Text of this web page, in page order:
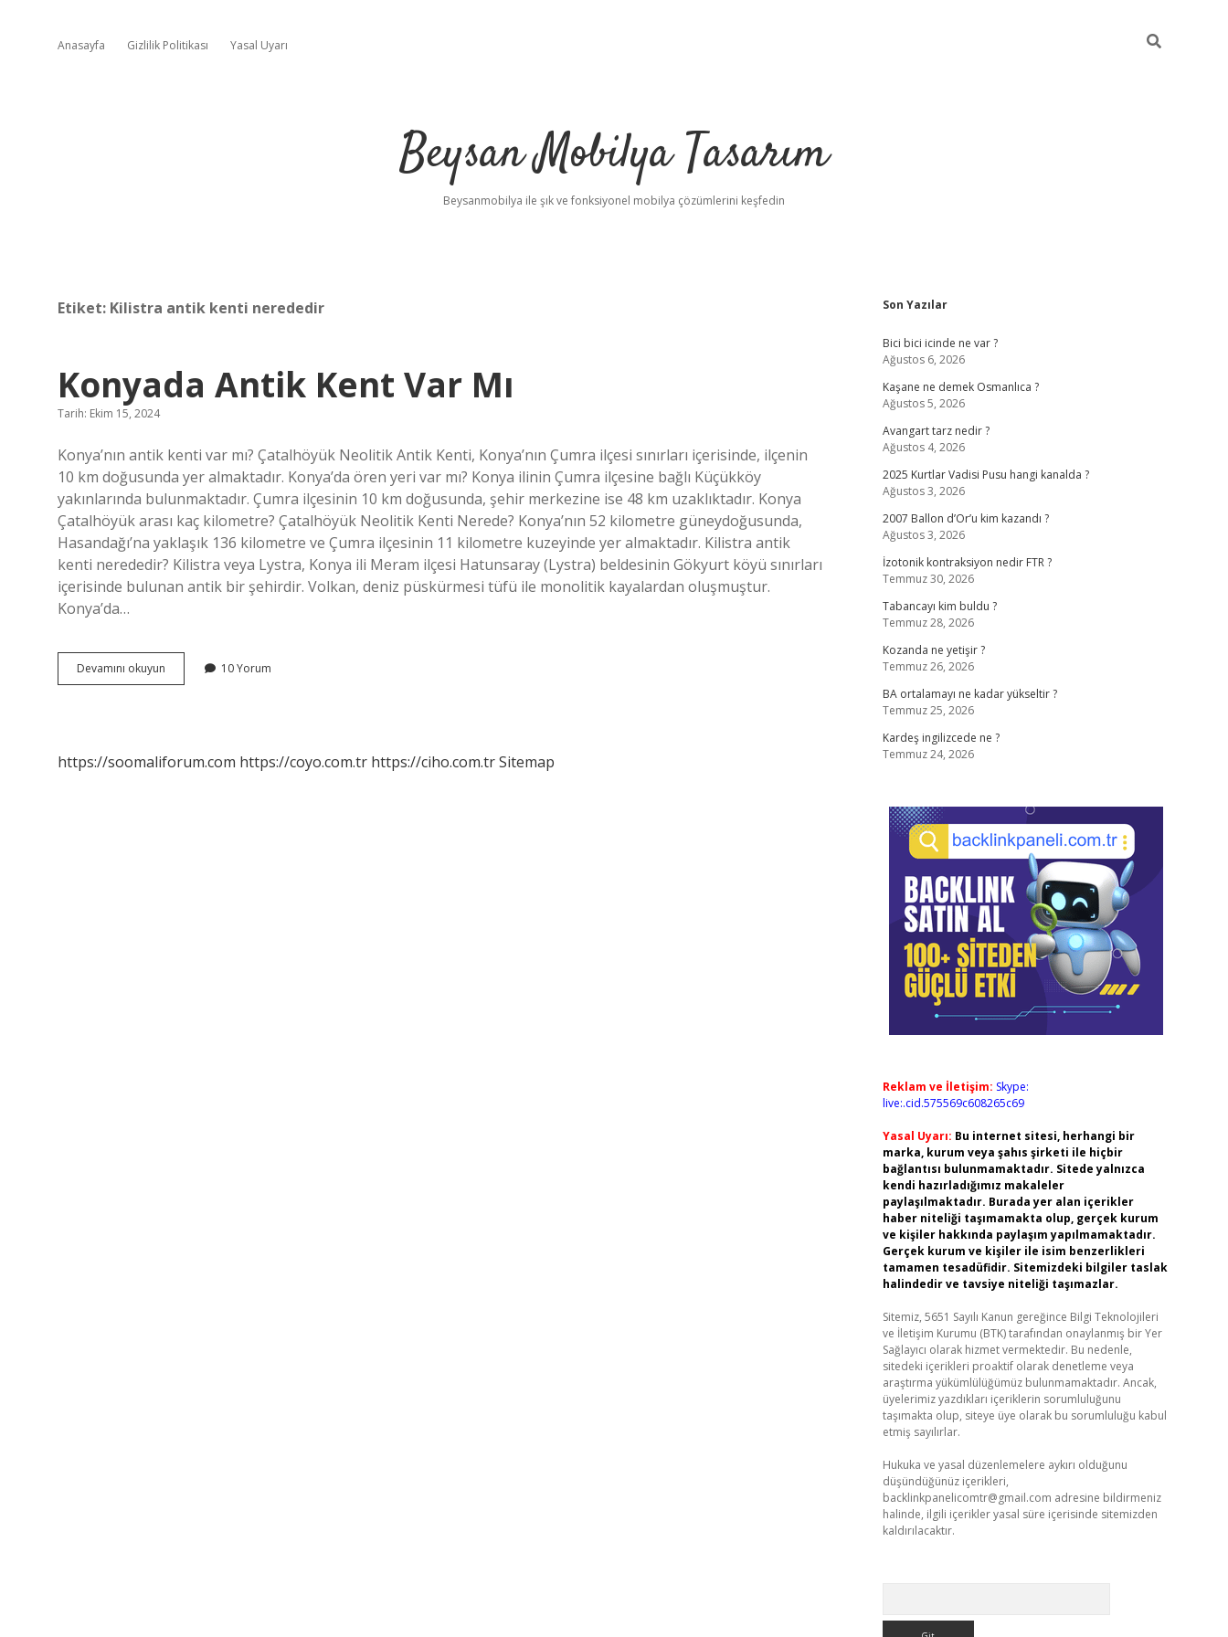
Anasayfa Gizlilik Politikası Yasal Uyarı
Beysan Mobilya Tasarım
Beysanmobilya ile şık ve fonksiyonel mobilya çözümlerini keşfedin
Etiket: Kilistra antik kenti nerededir
Konyada Antik Kent Var Mı
Tarih: Ekim 15, 2024
Konya’nın antik kenti var mı? Çatalhöyük Neolitik Antik Kenti, Konya’nın Çumra ilçesi sınırları içerisinde, ilçenin
10 km doğusunda yer almaktadır. Konya’da ören yeri var mı? Konya ilinin Çumra ilçesine bağlı Küçükköy
yakınlarında bulunmaktadır. Çumra ilçesinin 10 km doğusunda, şehir merkezine ise 48 km uzaklıktadır. Konya
Çatalhöyük arası kaç kilometre? Çatalhöyük Neolitik Kenti Nerede? Konya’nın 52 kilometre güneydoğusunda,
Hasandağı’na yaklaşık 136 kilometre ve Çumra ilçesinin 11 kilometre kuzeyinde yer almaktadır. Kilistra antik
kenti nerededir? Kilistra veya Lystra, Konya ili Meram ilçesi Hatunsaray (Lystra) beldesinin Gökyurt köyü sınırları
içerisinde bulunan antik bir şehirdir. Volkan, deniz püskürmesi tüfü ile monolitik kayalardan oluşmuştur.
Konya’da…
Devamını okuyun Konyada
Antik
10 Yorum
https://soomaliforum.com https://coyo.com.tr https://ciho.com.trSitemap
Sidebar
Son Yazılar
Bici bici icinde ne var ?
Ağustos 6, 2026
Kaşane ne demek Osmanlıca ?
Ağustos 5, 2026
Avangart tarz nedir ?
Ağustos 4, 2026
2025 Kurtlar Vadisi Pusu hangi kanalda ?
Ağustos 3, 2026
2007 Ballon d’Or’u kim kazandı ?
Ağustos 3, 2026
İzotonik kontraksiyon nedir FTR ?
Temmuz 30, 2026
Tabancayı kim buldu ?
Temmuz 28, 2026
Kozanda ne yetişir ?
Temmuz 26, 2026
BA ortalamayı ne kadar yükseltir ?
Temmuz 25, 2026
Kardeş ingilizcede ne ?
Temmuz 24, 2026
Reklam ve İletişim: Skype:
live:.cid.575569c608265c69
Yasal Uyarı: Bu internet sitesi, herhangi bir
marka, kurum veya şahıs şirketi ile hiçbir
bağlantısı bulunmamaktadır. Sitede yalnızca
kendi hazırladığımız makaleler
paylaşılmaktadır. Burada yer alan içerikler
haber niteliği taşımamakta olup, gerçek kurum
ve kişiler hakkında paylaşım yapılmamaktadır.
Gerçek kurum ve kişiler ile isim benzerlikleri
tamamen tesadüfidir. Sitemizdeki bilgiler taslak
halindedir ve tavsiye niteliği taşımazlar.
Sitemiz, 5651 Sayılı Kanun gereğince Bilgi Teknolojileri
ve İletişim Kurumu (BTK) tarafından onaylanmış bir Yer
Sağlayıcı olarak hizmet vermektedir. Bu nedenle,
sitedeki içerikleri proaktif olarak denetleme veya
araştırma yükümlülüğümüz bulunmamaktadır. Ancak,
üyelerimiz yazdıkları içeriklerin sorumluluğunu
taşımakta olup, siteye üye olarak bu sorumluluğu kabul
etmiş sayılırlar.
Hukuka ve yasal düzenlemelere aykırı olduğunu
düşündüğünüz içerikleri,
backlinkpanelicomtr@gmail.com adresine bildirmeniz
halinde, ilgili içerikler yasal süre içerisinde sitemizden
kaldırılacaktır.